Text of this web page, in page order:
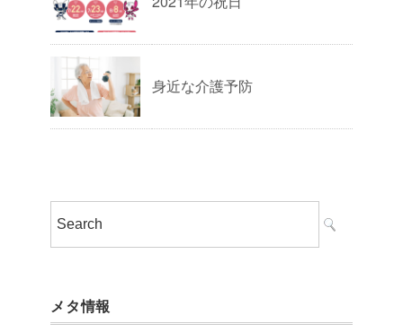
身近な介護予防
メタ情報